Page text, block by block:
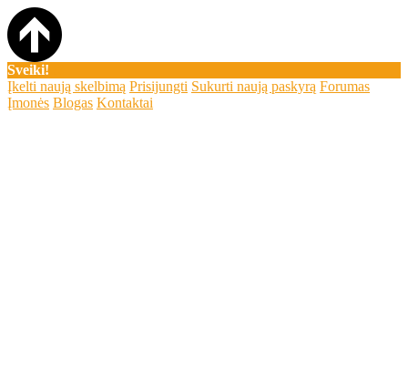
Sveiki!
Įkelti naują skelbimą Prisijungti Sukurti naują paskyrą Forumas
Įmonės Blogas Kontaktai